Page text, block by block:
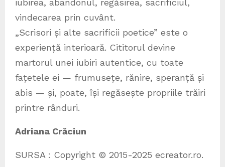
iubirea, abandonul, regăsirea, sacrificiul,
vindecarea prin cuvânt.
„Scrisori și alte sacrificii poetice” este o
experiență interioară. Cititorul devine
martorul unei iubiri autentice, cu toate
fațetele ei — frumusețe, rănire, speranță și
abis — și, poate, își regăsește propriile trăiri
printre rânduri.
Adriana Crăciun
SURSA : Copyright © 2015-2025 ecreator.ro.